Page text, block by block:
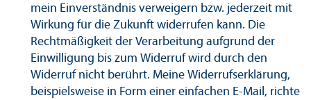
mein Einverständnis verweigern bzw. jederzeit mit
Wirkung für die Zukunft widerrufen kann. Die
Rechtmäßigkeit der Verarbeitung aufgrund der
Einwilligung bis zum Widerruf wird durch den
Widerruf nicht berührt. Meine Widerrufs­erklärung,
beispielsweise in Form einer einfachen E-Mail, richte